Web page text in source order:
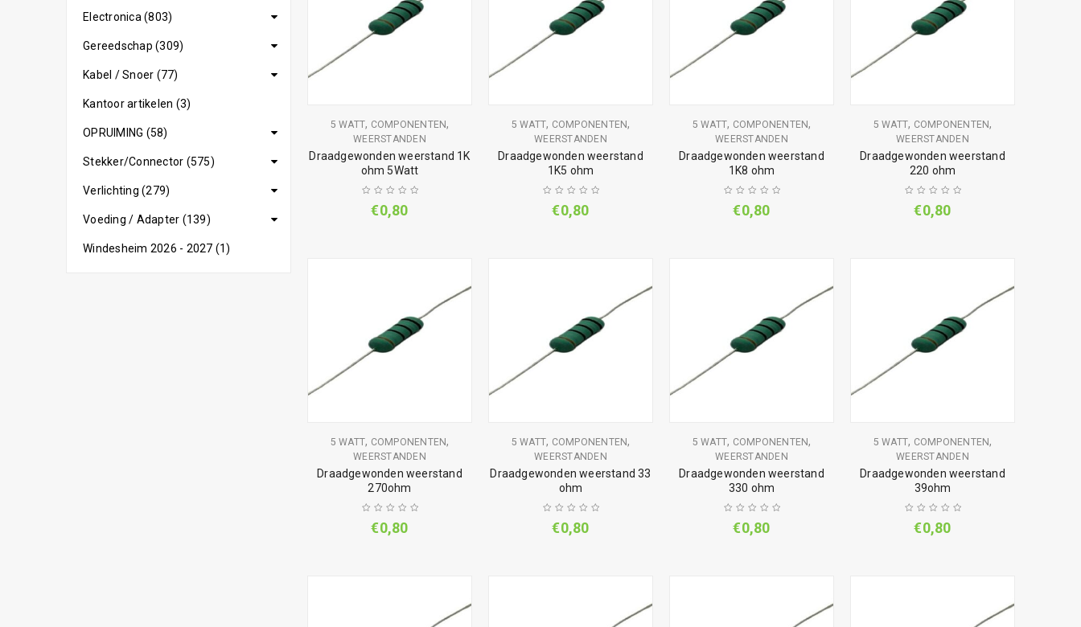
Electronica (803)
Gereedschap (309)
Kabel / Snoer (77)
Kantoor artikelen (3)
OPRUIMING (58)
Stekker/Connector (575)
Verlichting (279)
Voeding / Adapter (139)
Windesheim 2026 - 2027 (1)
5 WATT, COMPONENTEN,
WEERSTANDEN
Draadgewonden weerstand 1K
ohm 5Watt
€0,80
5 WATT, COMPONENTEN,
WEERSTANDEN
Draadgewonden weerstand
1K5 ohm
€0,80
5 WATT, COMPONENTEN,
WEERSTANDEN
Draadgewonden weerstand
1K8 ohm
€0,80
5 WATT, COMPONENTEN,
WEERSTANDEN
Draadgewonden weerstand
220 ohm
€0,80
5 WATT, COMPONENTEN,
WEERSTANDEN
Draadgewonden weerstand
270ohm
€0,80
5 WATT, COMPONENTEN,
WEERSTANDEN
Draadgewonden weerstand 33
ohm
€0,80
5 WATT, COMPONENTEN,
WEERSTANDEN
Draadgewonden weerstand
330 ohm
€0,80
5 WATT, COMPONENTEN,
WEERSTANDEN
Draadgewonden weerstand
39ohm
€0,80